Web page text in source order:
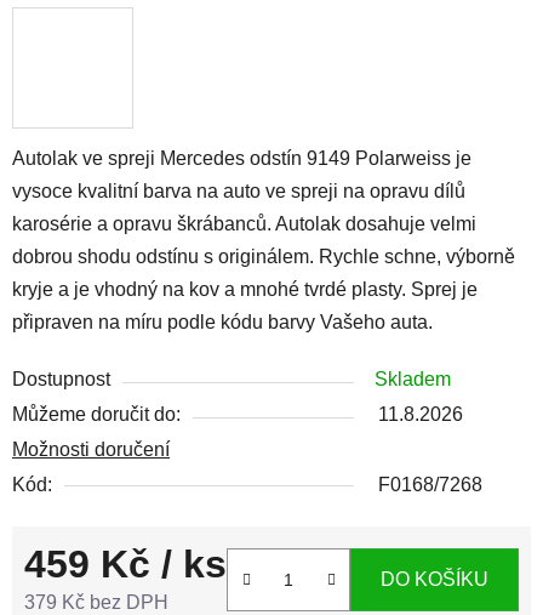
Autolak ve spreji Mercedes odstín 9149 Polarweiss je
vysoce kvalitní barva na auto ve spreji na opravu dílů
karosérie a opravu škrábanců. Autolak dosahuje velmi
dobrou shodu odstínu s originálem. Rychle schne, výborně
kryje a je vhodný na kov a mnohé tvrdé plasty. Sprej je
připraven na míru podle kódu barvy Vašeho auta.
Dostupnost
Skladem
Můžeme doručit do:
11.8.2026
Možnosti doručení
Kód:
F0168/7268
459 Kč / ks
379 Kč bez DPH
DO KOŠÍKU